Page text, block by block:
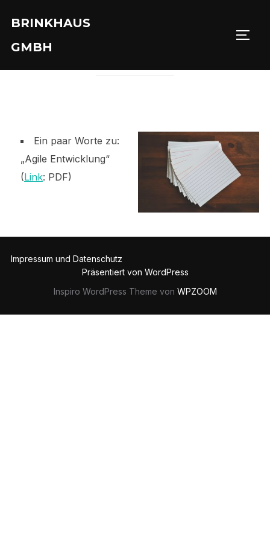
Inhalten
springen
BRINKHAUS
GMBH
Ein paar Worte zu:
„Agile Entwicklung“
(Link: PDF)
Impressum und Datenschutz
Präsentiert von WordPress
Inspiro WordPress Theme von WPZOOM